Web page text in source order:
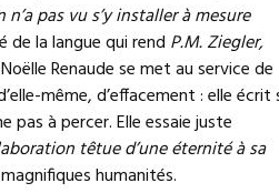
pas vu s’y installer à mesure
de la langue qui rend P.M. Ziegler,
Renaude se met au service de
même, d’effacement : elle écrit
pas à percer. Elle essaie juste
têtue d’une éternité à sa
humanités.